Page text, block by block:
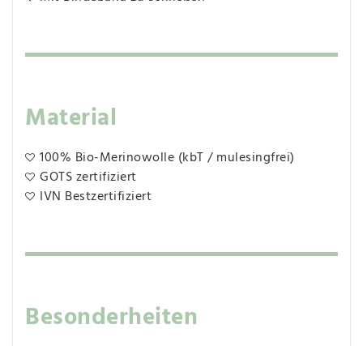
Material
100% Bio-Merinowolle (kbT / mulesingfrei)
GOTS zertifiziert
IVN Bestzertifiziert
Besonderheiten